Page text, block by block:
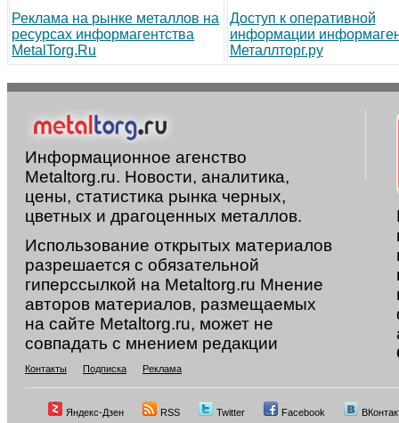
Реклама на рынке металлов на
ресурсах информагентства
MetalTorg.Ru
Доступ к оперативной
информации
Металлторг.ру
Информационное агенство
Metaltorg.ru. Новости, аналитика,
цены, статистика рынка черных,
цветных и драгоценных металлов.
Использование открытых материалов
разрешается с обязательной
гиперссылкой на Metaltorg.ru Мнение
авторов материалов, размещаемых
на сайте Metaltorg.ru, может не
совпадать с мнением редакции
Контакты Подписка Реклама
Яндекс-Дзен RSS Twitter Facebook